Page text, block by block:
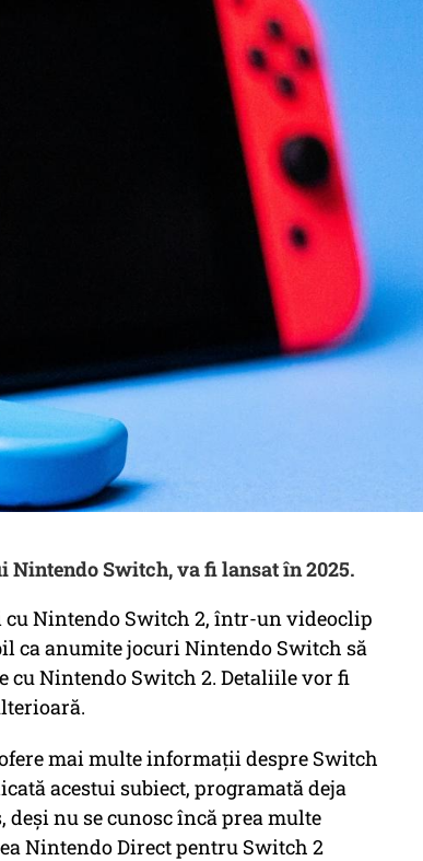
Switch, va fi lansat în 2025.
Nintendo Switch 2, într-un videoclip
ca anumite jocuri Nintendo Switch să
cu Nintendo Switch 2. Detaliile vor fi
mai multe informații despre Switch
acestui subiect, programată deja
nu se cunosc încă prea multe
Nintendo Direct pentru Switch 2